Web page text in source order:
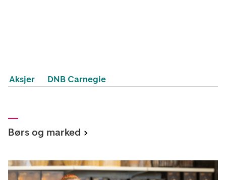
Aksjer DNB Carnegie
Børs og marked